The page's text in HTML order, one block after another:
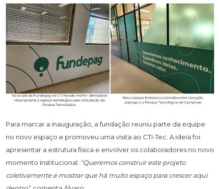
Para marcar a inauguração, a fundação reuniu parte da equipe
no novo espaço e promoveu uma visita ao CTI-Tec. A ideia foi
apresentar a estrutura física e envolver os colaboradores no novo
momento institucional. “Queremos construir este projeto
coletivamente e mostrar que há muito espaço para crescer aqui